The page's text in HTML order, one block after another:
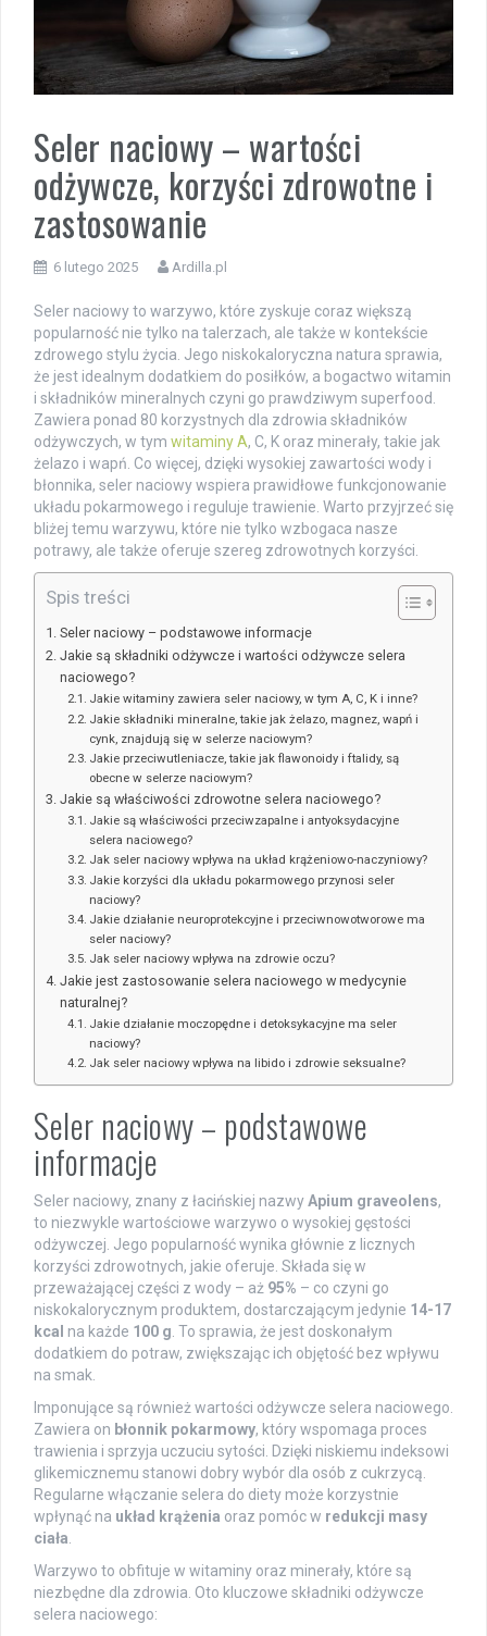
Seler naciowy – wartości
odżywcze, korzyści zdrowotne i
zastosowanie
6 lutego 2025 Ardilla.pl
Seler naciowy to warzywo, które zyskuje coraz większą
popularność nie tylko na talerzach, ale także w kontekście
zdrowego stylu życia. Jego niskokaloryczna natura sprawia,
że jest idealnym dodatkiem do posiłków, a bogactwo witamin
i składników mineralnych czyni go prawdziwym superfood.
Zawiera ponad 80 korzystnych dla zdrowia składników
odżywczych, w tym witaminy A, C, K oraz minerały, takie jak
żelazo i wapń. Co więcej, dzięki wysokiej zawartości wody i
błonnika, seler naciowy wspiera prawidłowe funkcjonowanie
układu pokarmowego i reguluje trawienie. Warto przyjrzeć się
bliżej temu warzywu, które nie tylko wzbogaca nasze
potrawy, ale także oferuje szereg zdrowotnych korzyści.
Spis treści
Seler naciowy – podstawowe informacje
Jakie są składniki odżywcze i wartości odżywcze selera
naciowego?
Jakie witaminy zawiera seler naciowy, w tym A, C, K i inne?
Jakie składniki mineralne, takie jak żelazo, magnez, wapń i
cynk, znajdują się w selerze naciowym?
Jakie przeciwutleniacze, takie jak flawonoidy i ftalidy, są
obecne w selerze naciowym?
Jakie są właściwości zdrowotne selera naciowego?
Jakie są właściwości przeciwzapalne i antyoksydacyjne
selera naciowego?
Jak seler naciowy wpływa na układ krążeniowo-naczyniowy?
Jakie korzyści dla układu pokarmowego przynosi seler
naciowy?
Jakie działanie neuroprotekcyjne i przeciwnowotworowe ma
seler naciowy?
Jak seler naciowy wpływa na zdrowie oczu?
Jakie jest zastosowanie selera naciowego w medycynie
naturalnej?
Jakie działanie moczopędne i detoksykacyjne ma seler
naciowy?
Jak seler naciowy wpływa na libido i zdrowie seksualne?
Seler naciowy – podstawowe
informacje
Seler naciowy, znany z łacińskiej nazwyApium graveolens,
to niezwykle wartościowe warzywo o wysokiej gęstości
odżywczej. Jego popularność wynika głównie z licznych
korzyści zdrowotnych, jakie oferuje. Składa się w
przeważającej części z wody – aż 95% – co czyni go
niskokalorycznym produktem, dostarczającym jedynie 14-17
kcal na każde 100 g . To sprawia, że jest doskonałym
dodatkiem do potraw, zwiększając ich objętość bez wpływu
na smak.
Imponujące są również wartości odżywcze selera naciowego.
Zawiera on błonnik pokarmowy, który wspomaga proces
trawienia i sprzyja uczuciu sytości. Dzięki niskiemu indeksowi
glikemicznemu stanowi dobry wybór dla osób z cukrzycą.
Regularne włączanie selera do diety może korzystnie
wpłynąć na układ krążenia oraz pomóc w redukcji masy
ciała
Warzywo to obfituje w witaminy oraz minerały, które są
niezbędne dla zdrowia. Oto kluczowe składniki odżywcze
selera naciowego: